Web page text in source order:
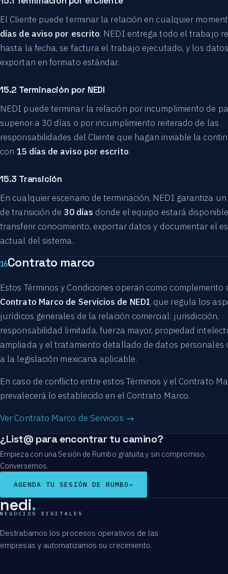
El Cliente puede terminar la relación en cualquier
días de aviso por escrito. NEDI entrega todo el trabajo
hasta la fecha, se factura el trabajo ejecutado, y los
exportan en formato estándar.
15.2 Terminación por NEDI
NEDI puede terminar la relación por incumplimiento de
superior a 30 días o por incumplimiento reiterado de las
responsabilidades del Cliente que hagan inviable la
con 15 días de aviso por escrito.
15.3 Transición
En cualquier escenario de terminación, NEDI garantiza
de transición de 30 días donde el equipo estará
transferir conocimiento, exportar datos y documentar el
actual del sistema.
16Contrato marco
Estos Términos y Condiciones operan como complemento
Contrato Marco de Servicios de NEDI, que regula los
jurídicos generales de la relación comercial: jurisdicción,
responsabilidad limitada, fuerza mayor, propiedad
ampliada y el tratamiento detallado de datos personales
a la legislación mexicana aplicable.
En caso de conflicto entre estos Términos y el Contrato
prevalecerá lo establecido en el Contrato Marco.
Ver Contrato Marco de Servicios →
¿List@ para encontrar tu camino?
Empieza con una Sesión de Rumbo gratuita y sin compromiso.
Conversemos.
AGENDA TU SESIÓN DE RUMBO→
nedi.
NEGOCIOS DIGITALES
Destrabamos los procesos operativos de las
empresas y automatizamos su crecimiento.